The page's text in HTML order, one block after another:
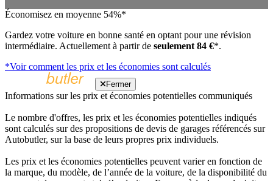
Économisez en moyenne 54%*
Gardez votre voiture en bonne santé en optant pour une révision
intermédiaire. Actuellement à partir de seulement 84 €*.
*Voir comment les prix et les économies sont calculés
Fermer
Informations sur les prix et économies potentielles communiqués
Le nombre d'offres, les prix et les économies potentielles indiqués
sont calculés sur des propositions de devis de garages référencés sur
Autobutler, sur la base de leurs propres prix individuels.
Les prix et les économies potentielles peuvent varier en fonction de
la marque, du modèle, de l’année de la voiture, de la disponibilité du